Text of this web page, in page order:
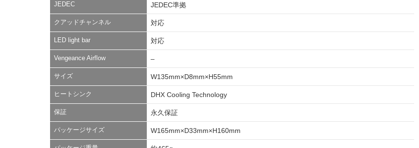
JEDEC JEDEC準拠
クアッドチャンネル 対応
LED light bar 対応
Vengeance Airflow –
サイズ W135mm×D8mm×H55mm
ヒートシンク DHX Cooling Technology
保証 永久保証
パッケージサイズ W165mm×D33mm×H160mm